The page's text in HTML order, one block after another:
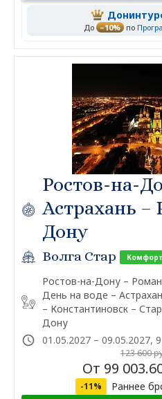
До –10% по
Ростов-на-
Астрахань –
Дону
Волга Стар Комфорт
Ростов-на-Дону –
День на воде –
– Константиновск –
Дону
01.05.2027 – 09.05.2027,
123 600
От 99
-11% Раннее